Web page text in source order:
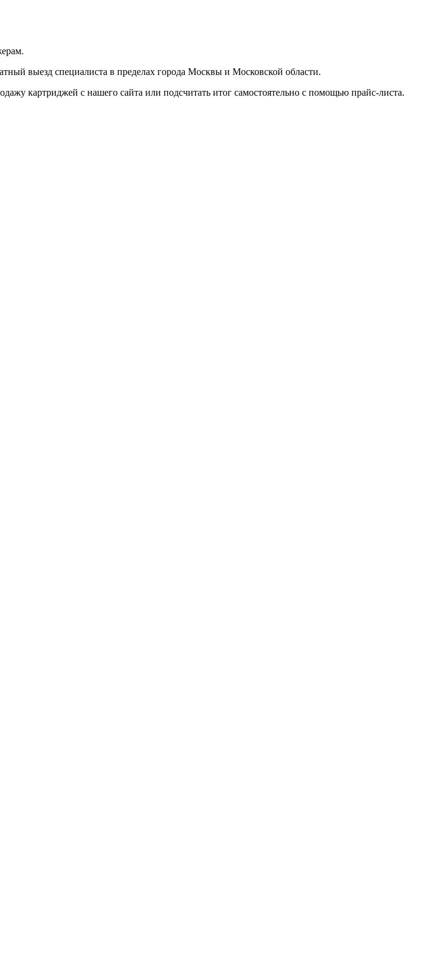
выезд специалиста в пределах города Москвы и Московской области.
картриджей с нашего сайта или подсчитать итог самостоятельно с помощью прайс-листа.